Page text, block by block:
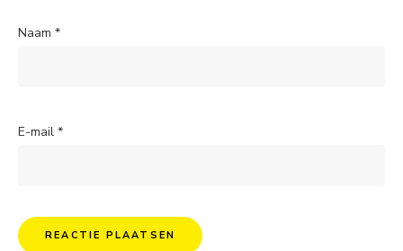
Naam *
E-mail *